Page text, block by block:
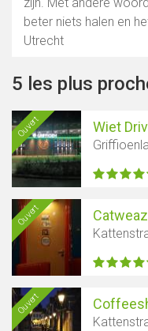
zijn. Met andere
beter niets halen en
Utrecht
5 les plus
Ouvert Wiet
Ouvert
Ouvert